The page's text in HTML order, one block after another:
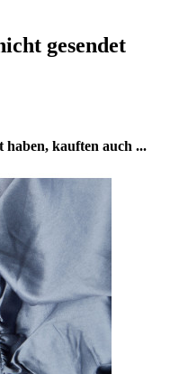
gesendet
haben, kauften auch ...